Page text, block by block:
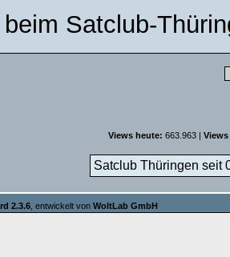
Satclub-
Views heute: 663.963 |
Satclub Thüringen seit
2.3.6 , entwickelt von WoltLab GmbH